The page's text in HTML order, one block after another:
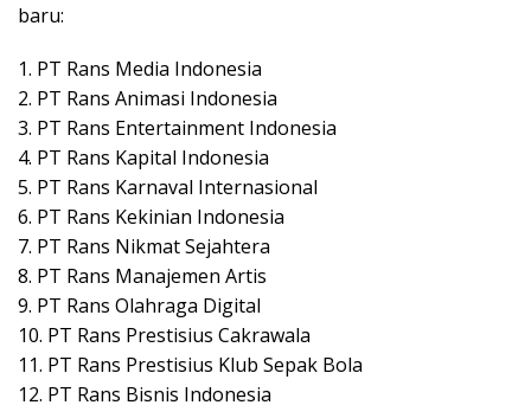
baru:
1. PT Rans Media Indonesia
2. PT Rans Animasi Indonesia
3. PT Rans Entertainment Indonesia
4. PT Rans Kapital Indonesia
5. PT Rans Karnaval Internasional
6. PT Rans Kekinian Indonesia
7. PT Rans Nikmat Sejahtera
8. PT Rans Manajemen Artis
9. PT Rans Olahraga Digital
10. PT Rans Prestisius Cakrawala
11. PT Rans Prestisius Klub Sepak Bola
12. PT Rans Bisnis Indonesia